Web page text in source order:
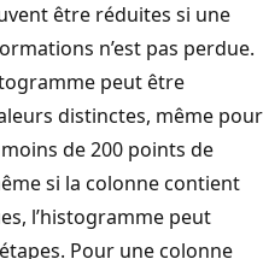
être réduites si une
n’est pas perdue.
peut être
distinctes, même pour
de 200 points de
si la colonne contient
l’histogramme peut
Pour une colonne